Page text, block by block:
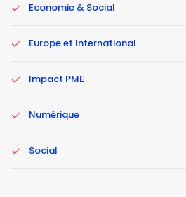
Economie & Social
Europe et International
Impact PME
Numérique
Social